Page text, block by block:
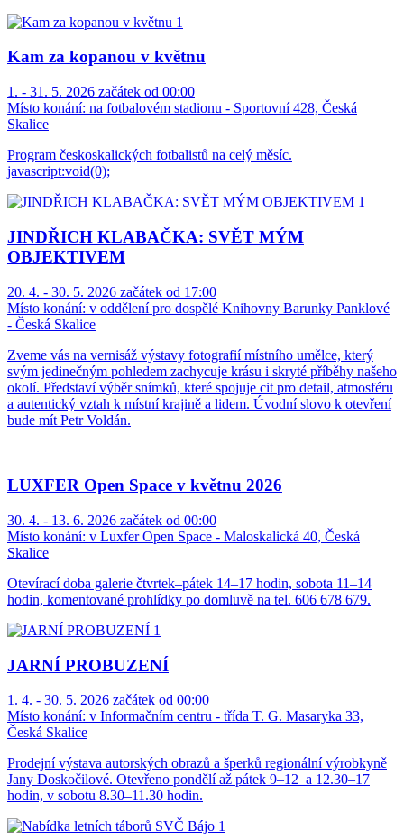
Kam za kopanou v květnu
1. - 31. 5. 2026 začátek od 00:00
Místo konání: na fotbalovém stadionu - Sportovní 428, Česká
Skalice
Program českoskalických fotbalistů na celý měsíc.
javascript:void(0);
JINDŘICH KLABAČKA: SVĚT MÝM
OBJEKTIVEM
20. 4. - 30. 5. 2026 začátek od 17:00
Místo konání: v oddělení pro dospělé Knihovny Barunky Panklové
- Česká Skalice
Zveme vás na vernisáž výstavy fotografií místního umělce, který
svým jedinečným pohledem zachycuje krásu i skryté příběhy našeho
okolí. Představí výběr snímků, které spojuje cit pro detail, atmosféru
a autentický vztah k místní krajině a lidem. Úvodní slovo k otevření
bude mít Petr Voldán.
LUXFER Open Space v květnu 2026
30. 4. - 13. 6. 2026 začátek od 00:00
Místo konání: v Luxfer Open Space - Maloskalická 40, Česká
Skalice
Otevírací doba galerie čtvrtek–pátek 14–17 hodin, sobota 11–14
hodin, komentované prohlídky po domluvě na tel. 606 678 679.
JARNÍ PROBUZENÍ
1. 4. - 30. 5. 2026 začátek od 00:00
Místo konání: v Informačním centru - třída T. G. Masaryka 33,
Česká Skalice
Prodejní výstava autorských obrazů a šperků regionální výrobkyně
Jany Doskočilové. Otevřeno pondělí až pátek 9–12 a 12.30–17
hodin, v sobotu 8.30–11.30 hodin.